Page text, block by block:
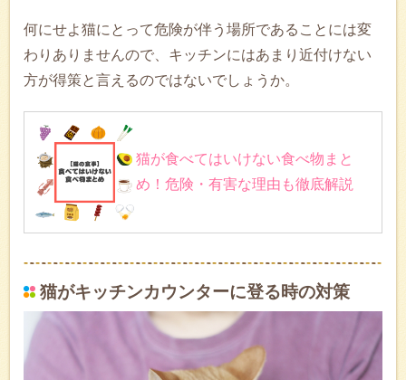
何にせよ猫にとって危険が伴う場所であることには変
わりありませんので、キッチンにはあまり近付けない
方が得策と言えるのではないでしょうか。
猫が食べてはいけない食べ物まと
め！危険・有害な理由も徹底解説
猫がキッチンカウンターに登る時の対策